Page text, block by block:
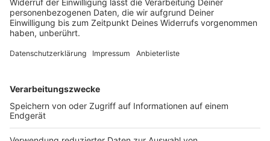
Infizierte angeordnet - auch in GB empfiehlt die
Gesundheitsbehörde eine dreiwöchige Quarantäne.
Das deutsche Gesundheitsministerium hat sich noch
nicht final dazu positioniert.
Anzeige